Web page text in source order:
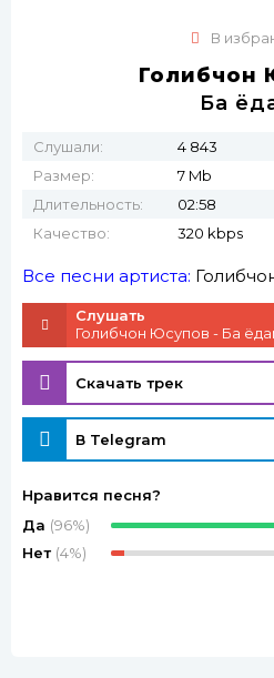
В
Голибчон
Ба
Слушали:
4 843
Размер:
7 Mb
Длительность:
02:58
Качество:
320 kbps
Все песни артиста:
Слушать
Голибчон Юсупов - Ба
Скачать трек
В Telegram
Нравится песня?
Да (96%)
Нет (4%)